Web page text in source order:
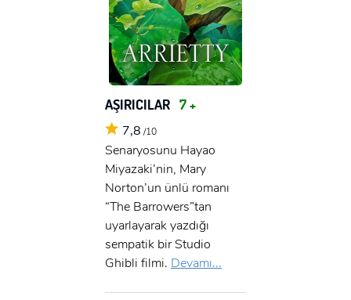
AŞIRICILAR 7 +
7,8 /10
Senaryosunu Hayao
Miyazaki’nin, Mary
Norton’un ünlü romanı
“The Barrowers”tan
uyarlayarak yazdığı
sempatik bir Studio
Ghibli filmi. Devamı...